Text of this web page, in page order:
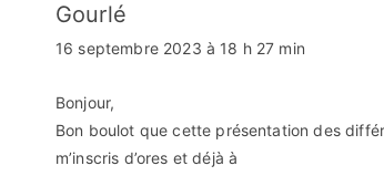
Gourlé
16 septembre 2023 à 18 h 27 min
Bonjour,
Bon boulot que cette présentation des
m’inscris d’ores et déjà à